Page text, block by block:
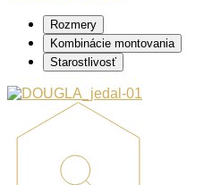
Rozmery
Kombinácie montovania
Starostlivosť